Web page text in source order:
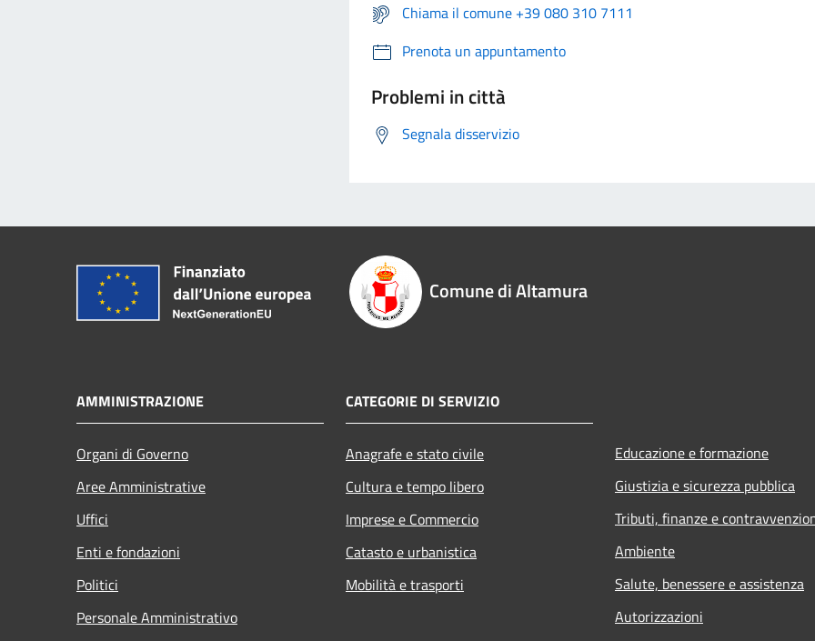
Chiama il comune +39 080 310 7111
Prenota un appuntamento
Problemi in città
Segnala disservizio
Comune di Altamura
AMMINISTRAZIONE
Organi di Governo
Aree Amministrative
Uffici
Enti e fondazioni
Politici
Personale Amministrativo
CATEGORIE DI SERVIZIO
Anagrafe e stato civile
Cultura e tempo libero
Imprese e Commercio
Catasto e urbanistica
Mobilità e trasporti
Educazione e formazione
Giustizia e sicurezza pubblica
Tributi, finanze e
Ambiente
Salute, benessere e assistenza
Autorizzazioni